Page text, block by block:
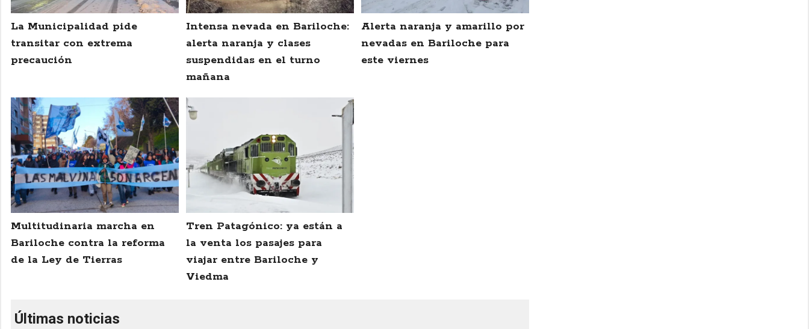
La Municipalidad pide
transitar con extrema
precaución
Intensa nevada en Bariloche:
alerta naranja y clases
suspendidas en el turno
mañana
Alerta naranja y amarillo por
nevadas en Bariloche para
este viernes
Multitudinaria marcha en
Bariloche contra la reforma
de la Ley de Tierras
Tren Patagónico: ya están a
la venta los pasajes para
viajar entre Bariloche y
Viedma
Últimas noticias